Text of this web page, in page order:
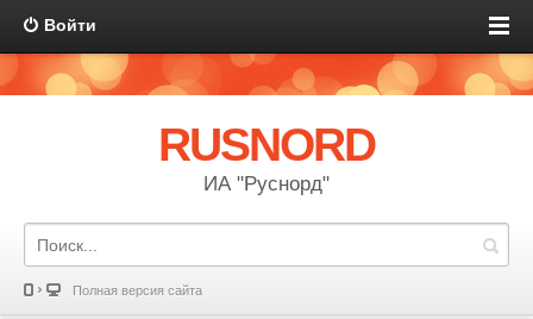
Войти
RUSNORD
ИА "Руснорд"
Полная версия сайта